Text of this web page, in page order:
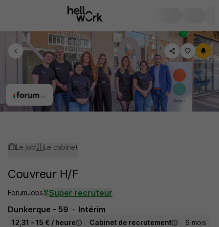
Le job Le cabinet
Couvreur H/F
ForumJobs
Super recruteur
Dunkerque - 59
Intérim
12,31 - 15 € / heure Cabinet de recrutement
6 mois